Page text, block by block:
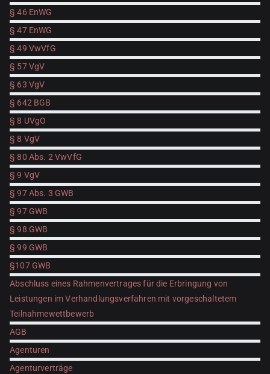
§ 46 EnWG
§ 47 EnWG
§ 49 VwVfG
§ 57 VgV
§ 63 VgV
§ 642 BGB
§ 8 UVgO
§ 8 VgV
§ 80 Abs. 2 VwVfG
§ 9 VgV
§ 97 Abs. 3 GWB
§ 97 GWB
§ 98 GWB
§ 99 GWB
§107 GWB
Abschluss eines Rahmenvertrages für die Erbringung von
Leistungen im Verhandlungsverfahren mit vorgeschaltetem
Teilnahmewettbewerb
AGB
Agenturen
Agenturverträge